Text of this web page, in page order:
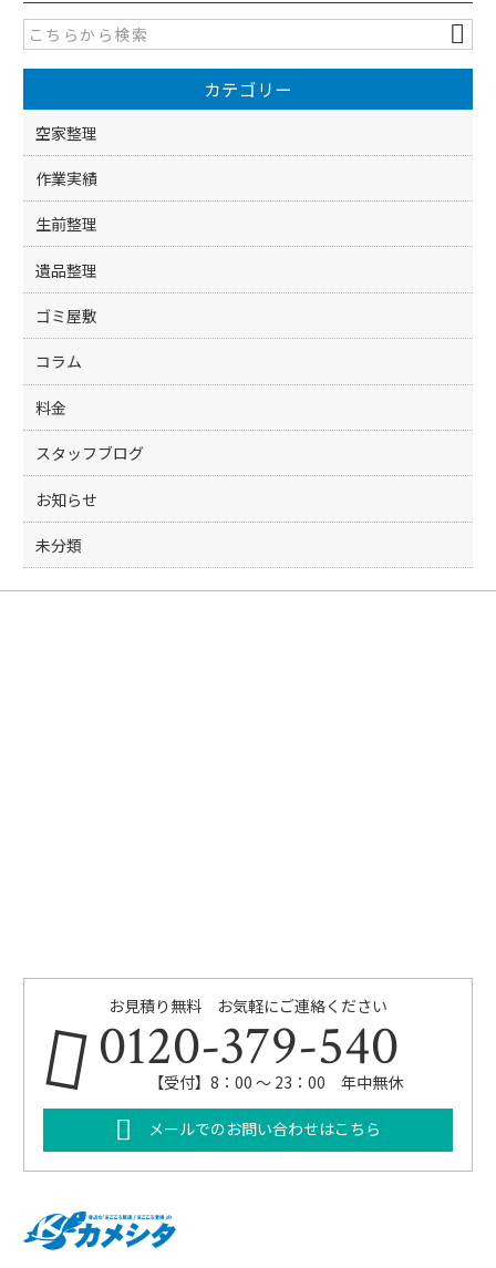
b
o
o
k
カテゴリー
空家整理
作業実績
生前整理
遺品整理
ゴミ屋敷
コラム
料金
スタッフブログ
お知らせ
未分類
お見積り無料 お気軽にご連絡ください
0120-379-540
【受付】8：00 ～ 23：00 年中無休
メールでのお問い合わせはこちら